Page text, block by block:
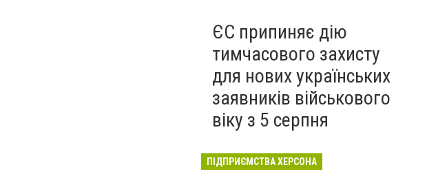
ЄС припиняє дію
тимчасового захисту
для нових українських
заявників військового
віку з 5 серпня
ПІДПРИЄМСТВА ХЕРСОНА